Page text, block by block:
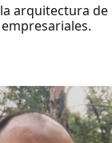
arquitectura